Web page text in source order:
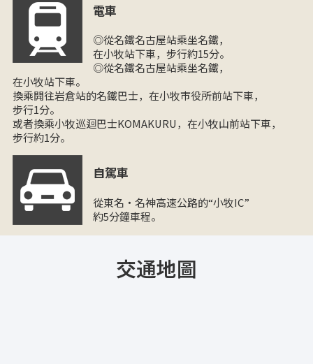
電車
◎從名鐵名古屋站乘坐名鐵，
在小牧站下車，步行約15分。
◎從名鐵名古屋站乘坐名鐵，
在小牧站下車。
換乘開往岩倉站的名鐵巴士，在小牧市役所前站下車，
步行1分。
或者換乘小牧巡迴巴士KOMAKURU，在小牧山前站下車，
步行約1分。
自駕車
從東名・名神高速公路的“小牧IC”
約5分鐘車程。
交通地圖